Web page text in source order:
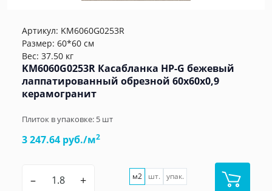
Артикул: KM6060G0253R
Размер: 60*60 см
Вес: 37.50 кг
KM6060G0253R Касабланка HP-G бежевый
лаппатированный обрезной 60x60x0,9
керамогранит
Плиток в упаковке: 5 шт
3 247.64 руб./м2
– + м2 шт. упак.